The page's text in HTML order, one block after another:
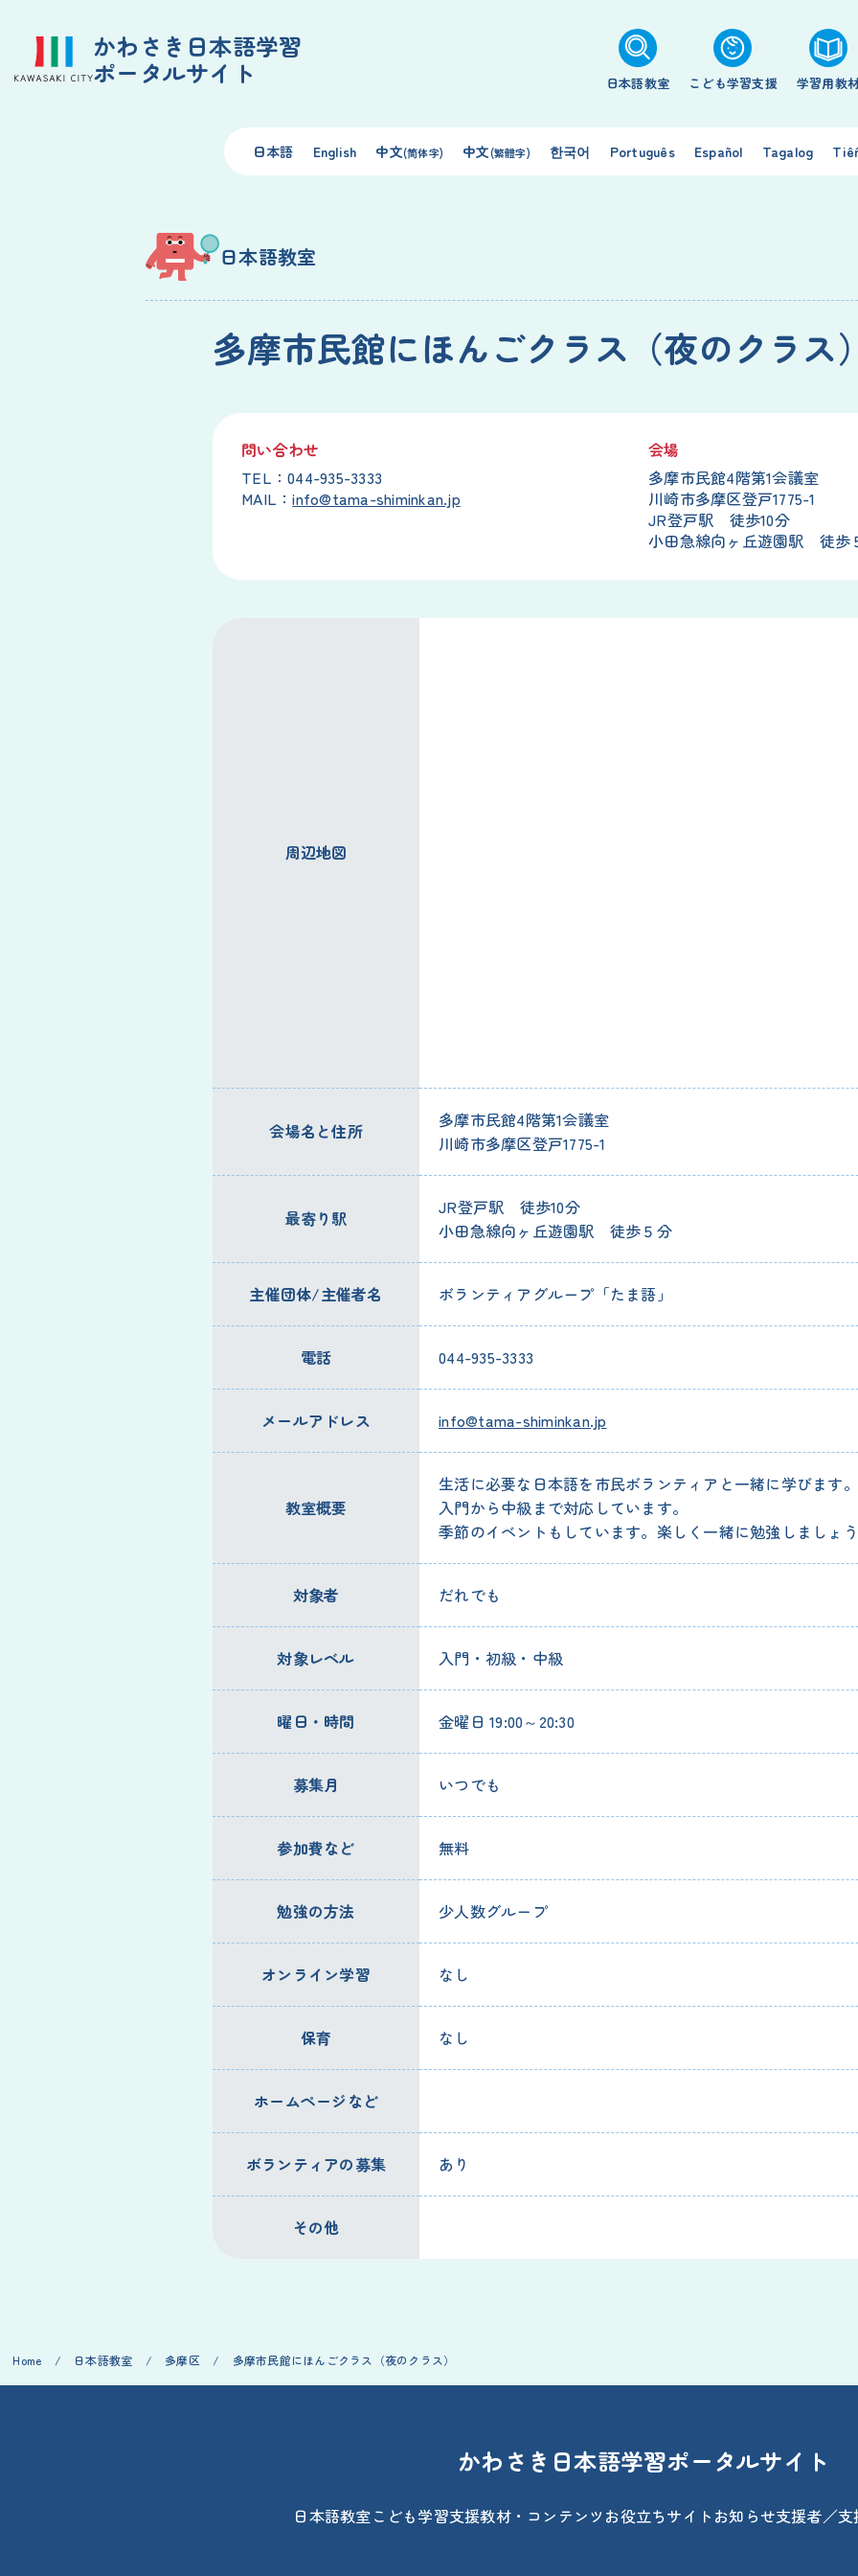
かわさき日本語学習
ポータルサイト
日本語教室 こども学習支援 学習用教
日本語 English 中文(简体字) 中文(繁體字) 한국어 Português Español Tagalog
日本語教室
多摩市民館にほんごクラス（夜のクラス
問い合わせ
TEL：044-935-3333
MAIL：info@tama-shiminkan.jp
会場
多摩市民館4階第1会議室
川崎市多摩区登戸1775-1
JR登戸駅 徒歩10分
小田急線向ヶ丘遊園駅 徒歩
周辺地図
会場名と住所
多摩市民館4階第1会議室
川崎市多摩区登戸1775-1
最寄り駅
JR登戸駅 徒歩10分
小田急線向ヶ丘遊園駅 徒歩５分
主催団体/主催者名 ボランティアグループ「たま語」
電話 044-935-3333
メールアドレス info@tama-shiminkan.jp
教室概要
生活に必要な日本語を市民ボランティアと一緒に学びます。
入門から中級まで対応しています。
季節のイベントもしています。楽しく一緒に勉強しましょ
対象者 だれでも
対象レベル 入門・初級・中級
曜日・時間 金曜日 19:00～20:30
募集月 いつでも
参加費など 無料
勉強の方法 少人数グループ
オンライン学習 なし
保育 なし
ホームページなど
ボランティアの募集 あり
その他
Home / 日本語教室 / 多摩区 / 多摩市民館にほんごクラス（夜のクラス）
かわさき日本語学習ポータルサイト
日本語教室 こども学習支援教材・コンテンツ お役立ちサイト お知らせ支援者／